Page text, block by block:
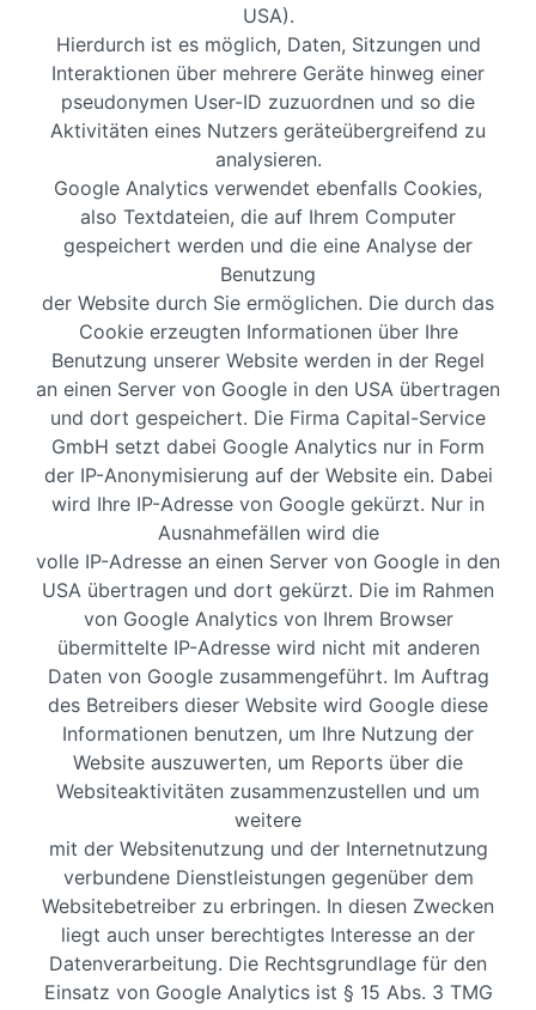
USA).
Hierdurch ist es möglich, Daten, Sitzungen und
Interaktionen über mehrere Geräte hinweg einer
pseudonymen User-ID zuzuordnen und so die
Aktivitäten eines Nutzers geräteübergreifend zu
analysieren.
Google Analytics verwendet ebenfalls Cookies,
also Textdateien, die auf Ihrem Computer
gespeichert werden und die eine Analyse der
Benutzung
der Website durch Sie ermöglichen. Die durch das
Cookie erzeugten Informationen über Ihre
Benutzung unserer Website werden in der Regel
an einen Server von Google in den USA übertragen
und dort gespeichert. Die Firma Capital-Service
GmbH setzt dabei Google Analytics nur in Form
der IP-Anonymisierung auf der Website ein. Dabei
wird Ihre IP-Adresse von Google gekürzt. Nur in
Ausnahmefällen wird die
volle IP-Adresse an einen Server von Google in den
USA übertragen und dort gekürzt. Die im Rahmen
von Google Analytics von Ihrem Browser
übermittelte IP-Adresse wird nicht mit anderen
Daten von Google zusammengeführt. Im Auftrag
des Betreibers dieser Website wird Google diese
Informationen benutzen, um Ihre Nutzung der
Website auszuwerten, um Reports über die
Websiteaktivitäten zusammenzustellen und um
weitere
mit der Websitenutzung und der Internetnutzung
verbundene Dienstleistungen gegenüber dem
Websitebetreiber zu erbringen. In diesen Zwecken
liegt auch unser berechtigtes Interesse an der
Datenverarbeitung. Die Rechtsgrundlage für den
Einsatz von Google Analytics ist § 15 Abs. 3 TMG